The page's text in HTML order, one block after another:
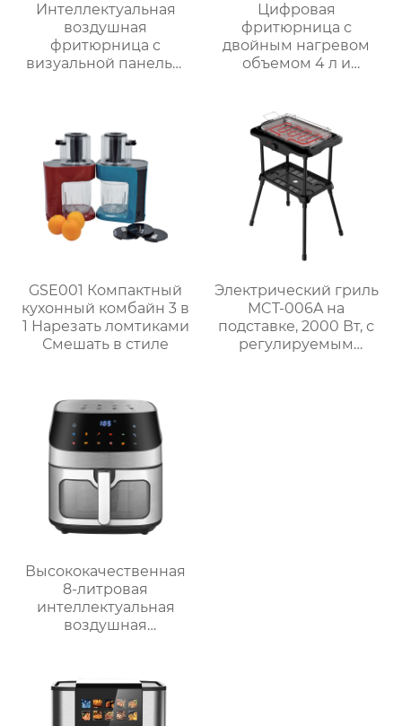
Интеллектуальная
воздушная
фритюрница с
визуальной панелью
Цифровая
фритюрница с
двойным нагревом
объемом 4 л и
стали | GSE030
GSE001 Компактный
кухонный комбайн 3 в
1 Нарезать ломтиками
Смешать в стиле
Электрический гриль
MCT-006A на
подставке, 2000 Вт, с
регулируемым
Высококачественная
8-литровая
интеллектуальная
воздушная
использования
GSE042